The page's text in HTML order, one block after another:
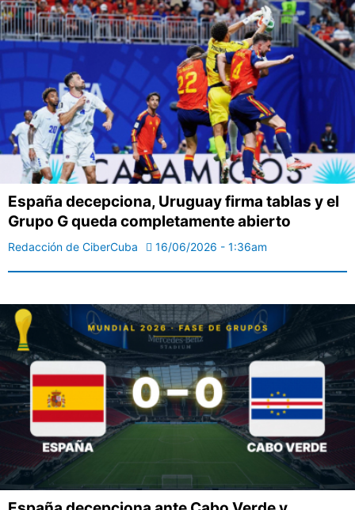
España decepciona, Uruguay firma tablas y el
Grupo G queda completamente abierto
Redacción de CiberCuba 16/06/2026 - 1:36am